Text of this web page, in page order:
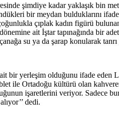
şimdiye kadar yaklaşık bin
bir meydan bulduklarını
çıplak kadın figürü
ait İştar tapınağında bir
su ya da şarap konularak tanrı
bir yerleşim olduğunu ifade
ile Ortadoğu kültürü olan
işaretlerini veriyor. Sadece
dedi.